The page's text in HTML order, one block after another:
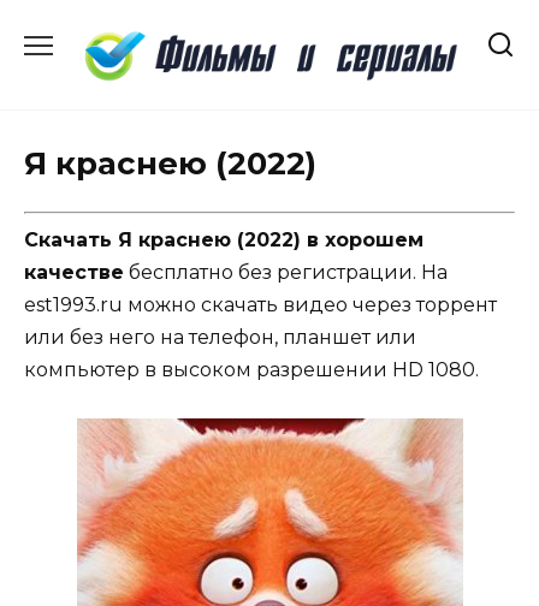
содержанию
Я краснею (2022)
Скачать Я краснею (2022) в хорошем
качестве бесплатно без регистрации. На
est1993.ru можно скачать видео через торрент
или без него на телефон, планшет или
компьютер в высоком разрешении HD 1080.